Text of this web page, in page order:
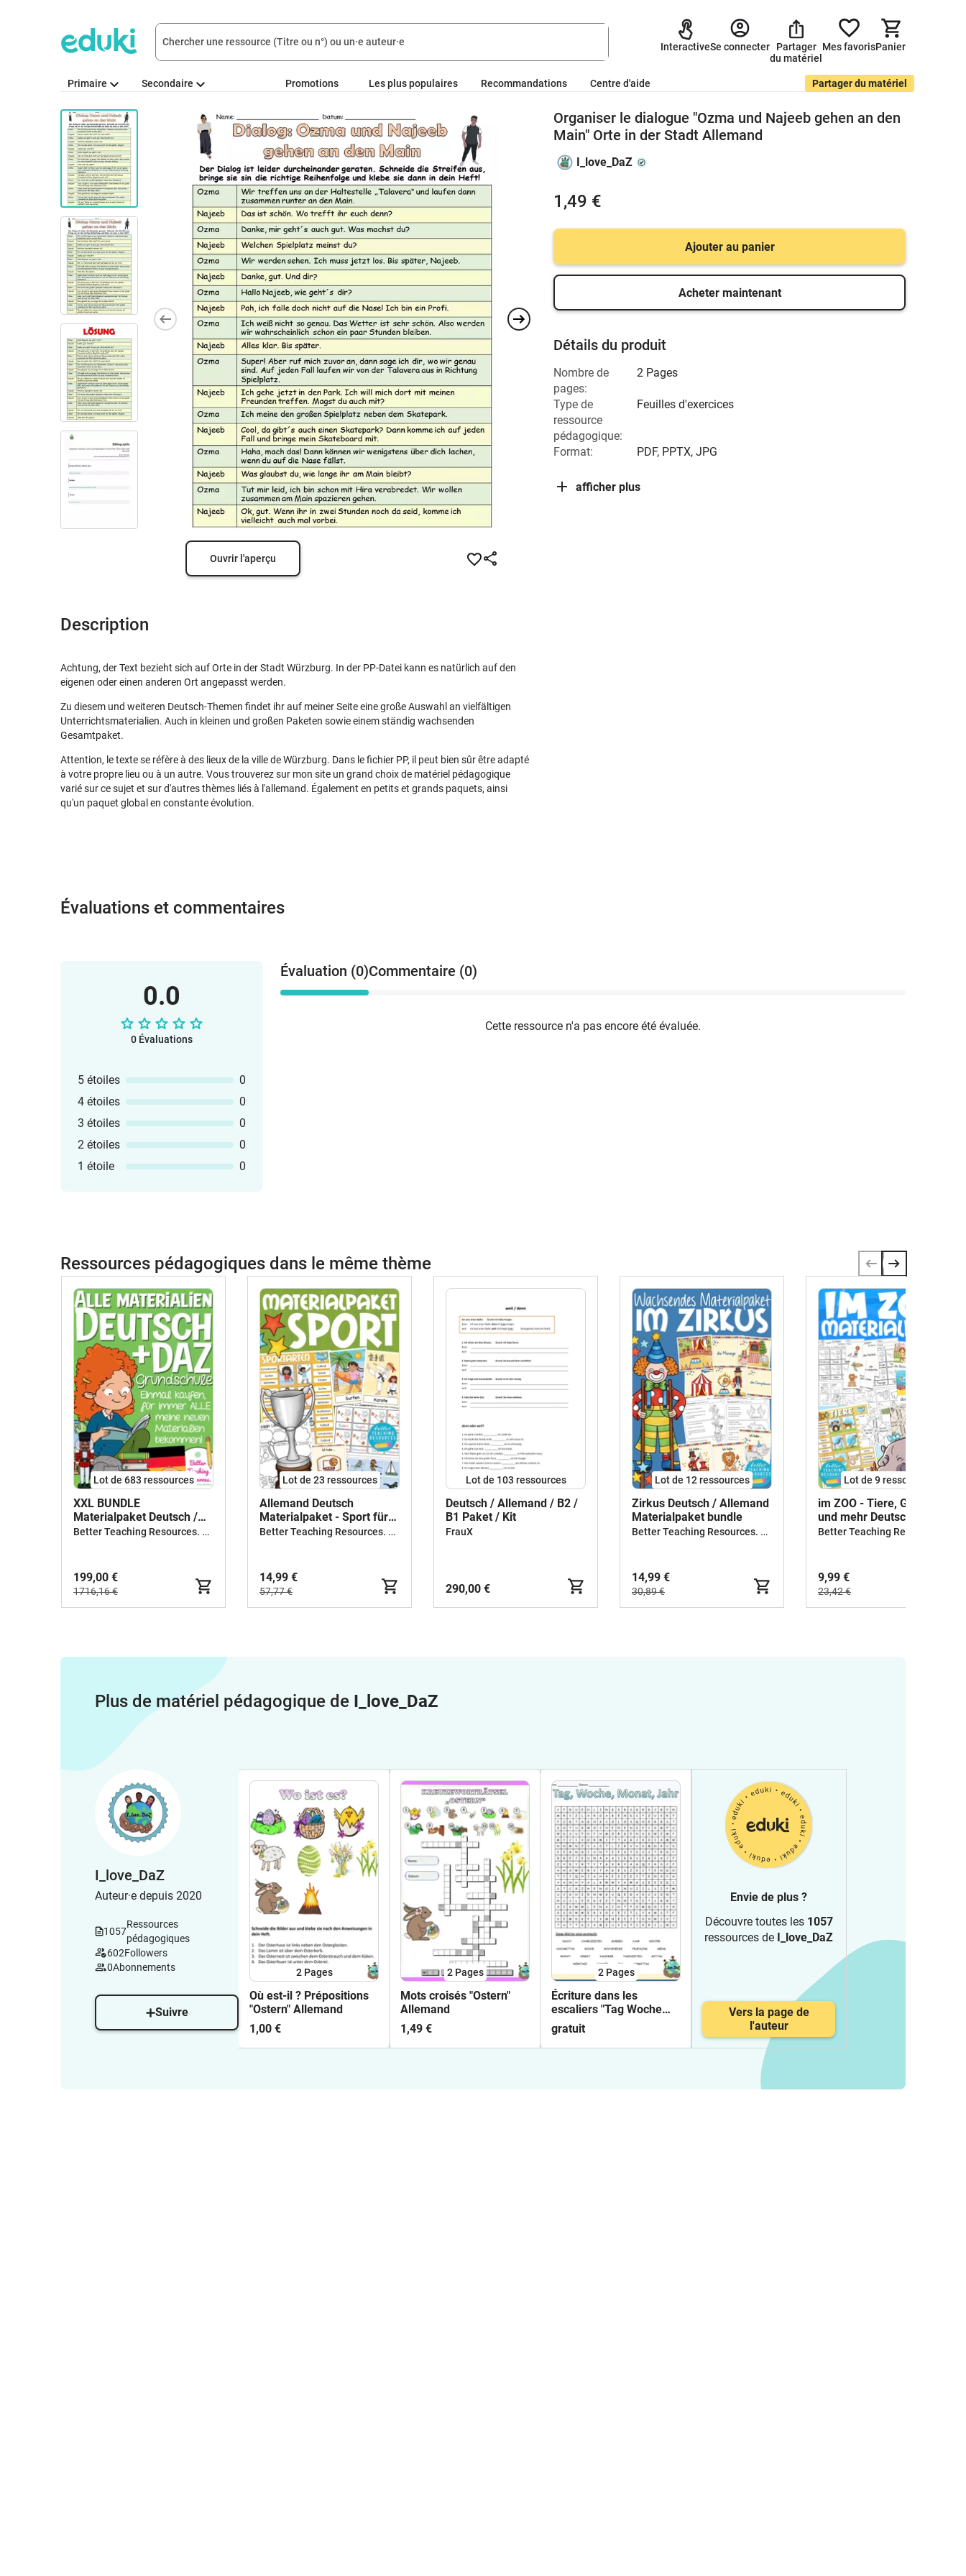
InteractiveSe connecter
Partager
du matériel
Mes favorisPanier
Primaire Secondaire Promotions Les plus populaires Recommandations Partager du matériel
Centre d'aide
Ouvrir l'aperçu
Description
Achtung, der Text bezieht sich auf Orte in der Stadt Würzburg. In der PP-Datei kann es natürlich auf den
eigenen oder einen anderen Ort angepasst werden.
Zu diesem und weiteren Deutsch-Themen findet ihr auf meiner Seite eine große Auswahl an vielfältigen
Unterrichtsmaterialien. Auch in kleinen und großen Paketen sowie einem ständig wachsenden
Gesamtpaket.
Attention, le texte se réfère à des lieux de la ville de Würzburg. Dans le fichier PP, il peut bien sûr être adapté
à votre propre lieu ou à un autre. Vous trouverez sur mon site un grand choix de matériel pédagogique
varié sur ce sujet et sur d'autres thèmes liés à l'allemand. Également en petits et grands paquets, ainsi
qu'un paquet global en constante évolution.
Organiser le dialogue "Ozma und Najeeb gehen an den
Main" Orte in der Stadt Allemand
I_love_DaZ
1,49 €
Ajouter au panier
Acheter maintenant
Détails du produit
Nombre de
pages:
2 Pages
Type de
ressource
pédagogique:
Feuilles d'exercices
Format: PDF, PPTX, JPG
afficher plus
Évaluations et commentaires
0.0
0 Évaluations
5 étoiles
0
4 étoiles
0
3 étoiles
0
2 étoiles
0
1 étoile
0
Évaluation (0)Commentaire (0)
Cette ressource n'a pas encore été évaluée.
Ressources pédagogiques dans le même thème
Lot de 683 ressources
XXL BUNDLE
Materialpaket Deutsch /
Allemand
Better Teaching Resources. Longer coffee breaks.
199,00 €
1716,16 €
Lot de 23 ressources
Allemand Deutsch
Materialpaket - Sport für
Deutsch als ZweitspracheBetter Teaching Resources. Longer coffee breaks.
14,99 €
57,77 €
Lot de 103 ressources
Deutsch / Allemand / B2 /
B1 Paket / Kit
FrauX
290,00 €
Lot de 12 ressources
Zirkus Deutsch / Allemand
Materialpaket bundle
Better Teaching Resources. Longer coffee breaks.
14,99 €
30,89 €
Lot de 9 ressources
im ZOO - Tiere, Gebäude
und mehr Deutsch /
Allemand bundle
9,99 €
23,42 €
Plus de matériel pédagogique de I_love_DaZ
I_love_DaZ
Auteur·e depuis 2020
1057
Ressources
pédagogiques
602Followers
0Abonnements
Suivre
2 Pages
Où est-il ? Prépositions
"Ostern" Allemand
1,00 €
2 Pages
Mots croisés "Ostern"
Allemand
1,49 €
2 Pages
Écriture dans les
escaliers "Tag Woche
Monat Jahr" Thema
"Datum und Uhrzeit"
Allemand
gratuit
Envie de plus ?
Découvre toutes les 1057
ressources de I_love_DaZ
Vers la page de
l'auteur